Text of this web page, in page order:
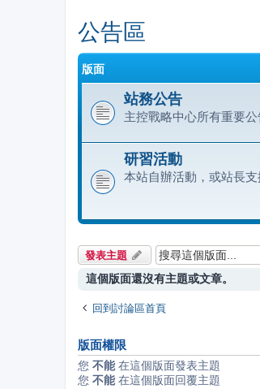
公告區
版面
站務公告
主控戰略中心所有重要
研習活動
本站自辦活動，或站長
發表主題
這個版面還沒有主題或文章。
回到討論區首頁
版面權限
您 不能在這個版面發表主題
您 不能在這個版面回覆主題